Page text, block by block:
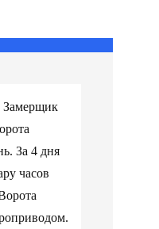
Замерщик
За 4 дня
часов